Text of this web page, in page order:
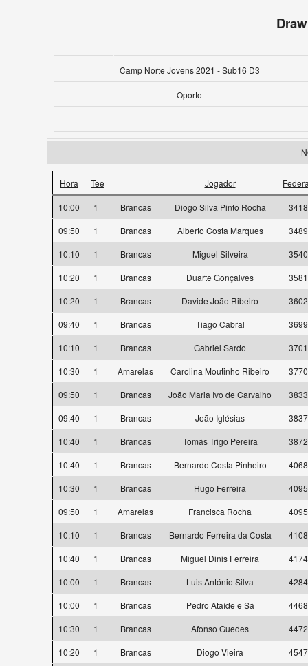
Draw
Camp Norte Jovens 2021 - Sub16 D3
Oporto
Hora Tee Jogador
10:00 1 Brancas Diogo Silva Pinto Rocha
09:50
1 Brancas Alberto Costa Marques
10:10
1 Brancas Miguel Silveira
10:20
1 Brancas Duarte Gonçalves
10:20
1 Brancas Davide João Ribeiro
09:40
1 Brancas Tiago Cabral
10:10
1 Brancas Gabriel Sardo
10:30
1 Amarelas Carolina Moutinho Ribeiro
09:50
1 Brancas João Maria Ivo de Carvalho
09:40
1 Brancas João Iglésias
10:40
1 Brancas Tomás Trigo Pereira
10:40
1 Brancas Bernardo Costa Pinheiro
10:30
1 Brancas Hugo Ferreira
09:50
1 Amarelas Francisca Rocha
10:10
1 Brancas Bernardo Ferreira da Costa
10:40
1 Brancas Miguel Dinis Ferreira
10:00
1 Brancas Luis António Silva
10:00
1 Brancas Pedro Ataíde e Sá
10:30
1 Brancas Afonso Guedes
10:20
1 Brancas Diogo Vieira